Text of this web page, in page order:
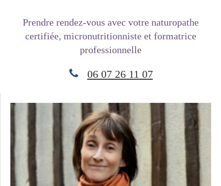
Prendre rendez-vous avec votre naturopathe
certifiée, micronutritionniste et formatrice
professionnelle
06 07 26 11 07